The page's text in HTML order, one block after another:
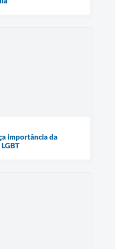
importância da